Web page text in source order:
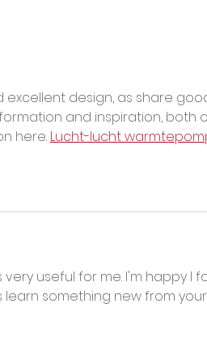
excellent design, as share
and inspiration, both
here. Lucht-lucht
useful for me. I'm happy I
learn something new from